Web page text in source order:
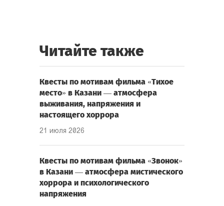
Читайте также
Квесты по мотивам фильма «Тихое
место» в Казани — атмосфера
выживания, напряжения и
настоящего хоррора
21 июля 2026
Квесты по мотивам фильма «Звонок»
в Казани — атмосфера мистического
хоррора и психологического
напряжения